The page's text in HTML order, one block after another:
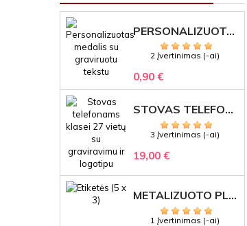
PERSONALIZUOTAS MEDALIS "1" SU GRAVIRUOTU TEKSTU
2 Įvertinimas (-ai)
0,90 €
STOVAS TELEFONAMS KLASEI (27 VIETOS) – GRAVIRUOJAMAS ORGANIZATORIUS
3 Įvertinimas (-ai)
19,00 €
METALIZUOTO PLASTIKO ETIKETĖS SU GRAVIRUOTU TEKSTU -LOGOTIPU
1 Įvertinimas (-ai)